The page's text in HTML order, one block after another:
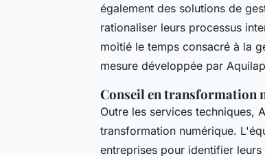
également des solutions de
rationaliser leurs processus
moitié le temps consacré à la
mesure développée par
Conseil en transformation
Outre les services techniques,
transformation numérique.
entreprises pour identifier